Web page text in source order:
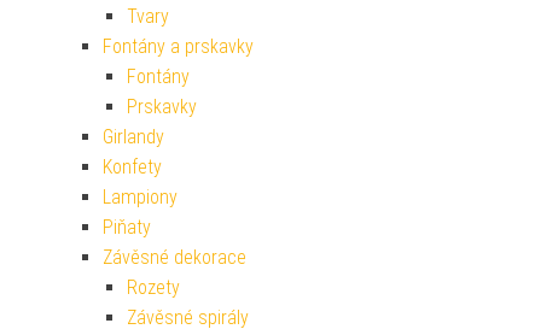
Tvary
Fontány a prskavky
Fontány
Prskavky
Girlandy
Konfety
Lampiony
Piňaty
Závěsné dekorace
Rozety
Závěsné spirály